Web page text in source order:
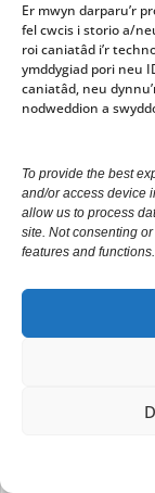
Er mwyn darparu’r
fel cwcis i storio a/
roi caniatâd i’r
ymddygiad pori neu
caniatâd, neu
nodweddion a
To provide the best
and/or access device
allow us to process
site. Not consenting
features and functions.
Cllr Mark
Trees had now
Callard, Dyfed
recently. It was
should be